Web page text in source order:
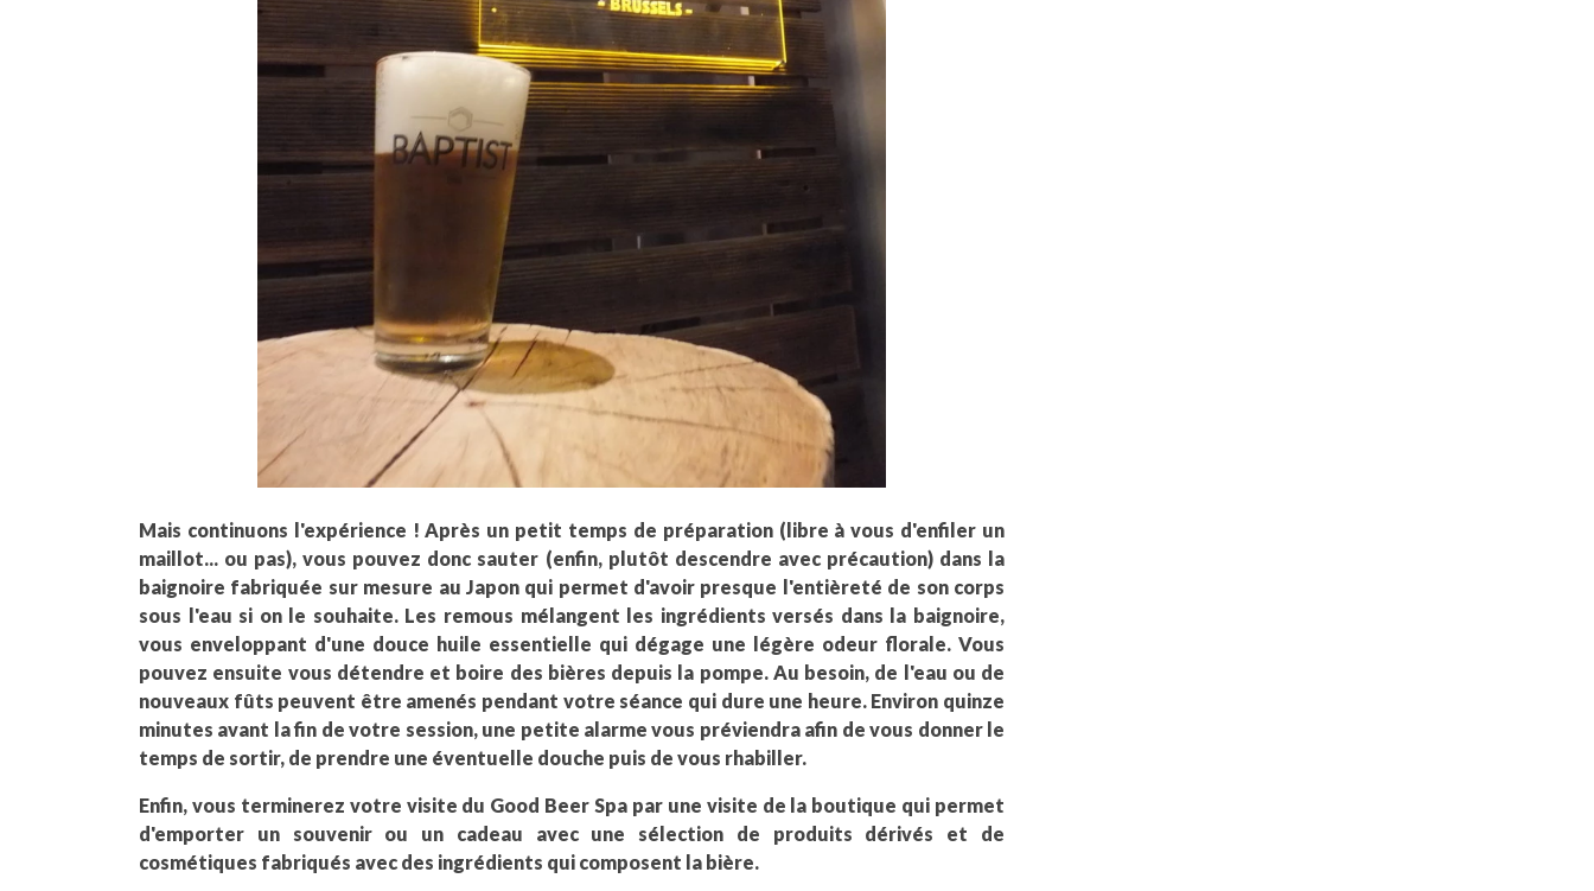
Mais continuons l'expérience ! Après un petit temps de préparation (libre à vous d'enfiler un
maillot... ou pas), vous pouvez donc sauter (enfin, plutôt descendre avec précaution) dans la
baignoire fabriquée sur mesure au Japon qui permet d'avoir presque l'entièreté de son corps
sous l'eau si on le souhaite. Les remous mélangent les ingrédients versés dans la baignoire,
vous enveloppant d'une douce huile essentielle qui dégage une légère odeur florale. Vous
pouvez ensuite vous détendre et boire des bières depuis la pompe. Au besoin, de l'eau ou de
nouveaux fûts peuvent être amenés pendant votre séance qui dure une heure. Environ quinze
minutes avant la fin de votre session, une petite alarme vous préviendra afin de vous donner le
temps de sortir, de prendre une éventuelle douche puis de vous rhabiller.
Enfin, vous terminerez votre visite du Good Beer Spa par une visite de la boutique qui permet
d'emporter un souvenir ou un cadeau avec une sélection de produits dérivés et de
cosmétiques fabriqués avec des ingrédients qui composent la bière.